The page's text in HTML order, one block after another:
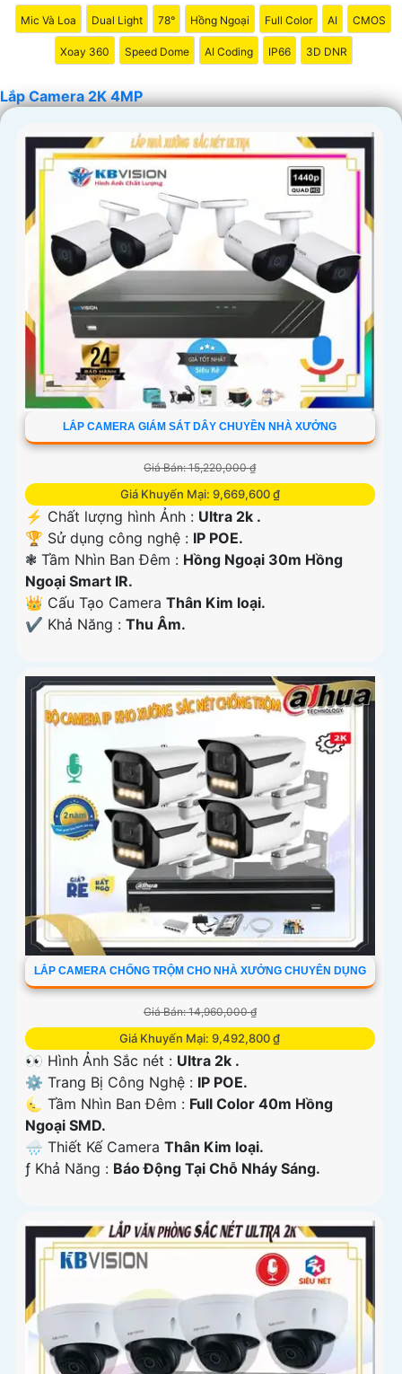
Liên hệ với chúng tôi để biết thêm thông tin chi tiết và
nhận tư vấn miễn phí.
Trân trọng cảm ơn!"
Mic Và Loa Dual Light 78° Hồng Ngoại Full Color AI CMOS
Xoay 360 Speed Dome AI Coding IP66 3D DNR
Lắp Camera 2K 4MP
LẮP CAMERA GIÁM SÁT DÂY CHUYỀN NHÀ XƯỞNG
Giá Bán: 15,220,000 ₫
Giá Khuyến Mại: 9,669,600 ₫
️⚡ Chất lượng hình Ảnh : Ultra 2k .
🏆 Sử dụng công nghệ : IP POE.
❃ Tầm Nhìn Ban Đêm : Hồng Ngoại 30m Hồng
Ngoại Smart IR.
👑 Cấu Tạo Camera Thân Kim loại.
️✔️ Khả Năng : Thu Âm.
LẮP CAMERA CHỐNG TRỘM CHO NHÀ XƯỞNG CHUYÊN DỤNG
Giá Bán: 14,960,000 ₫
Giá Khuyến Mại: 9,492,800 ₫
👀 Hình Ảnh Sắc nét : Ultra 2k .
⚙ Trang Bị Công Nghệ : IP POE.
🌜 Tầm Nhìn Ban Đêm : Full Color 40m Hồng
Ngoại SMD.
🌧️ Thiết Kế Camera Thân Kim loại.
️ƒ Khả Năng : Báo Động Tại Chỗ Nháy Sáng.